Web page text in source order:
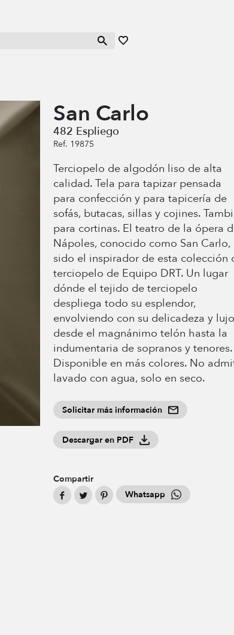
San Carlo
482 Espliego
Ref. 19875
Terciopelo de algodón liso de alta
calidad. Tela para tapizar pensada
para confección y para tapicería de
sofás, butacas, sillas y cojines.
para cortinas. El teatro de la ópera
Nápoles, conocido como San Carlo,
sido el inspirador de esta colección
terciopelo de Equipo DRT. Un lugar
dónde el tejido de terciopelo
despliega todo su esplendor,
envolviendo con su delicadeza y lujo
desde el magnánimo telón hasta la
indumentaria de sopranos y tenores.
Disponible en más colores. No
lavado con agua, solo en seco.
Solicitar más información
Descargar en PDF
Compartir
Whatsapp